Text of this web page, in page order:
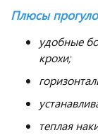
Плюсы
удобные
крохи;
теплая